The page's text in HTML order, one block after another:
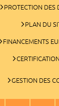
PROTECTION DES
PLAN DU
FINANCEMENTS
GESTION DES